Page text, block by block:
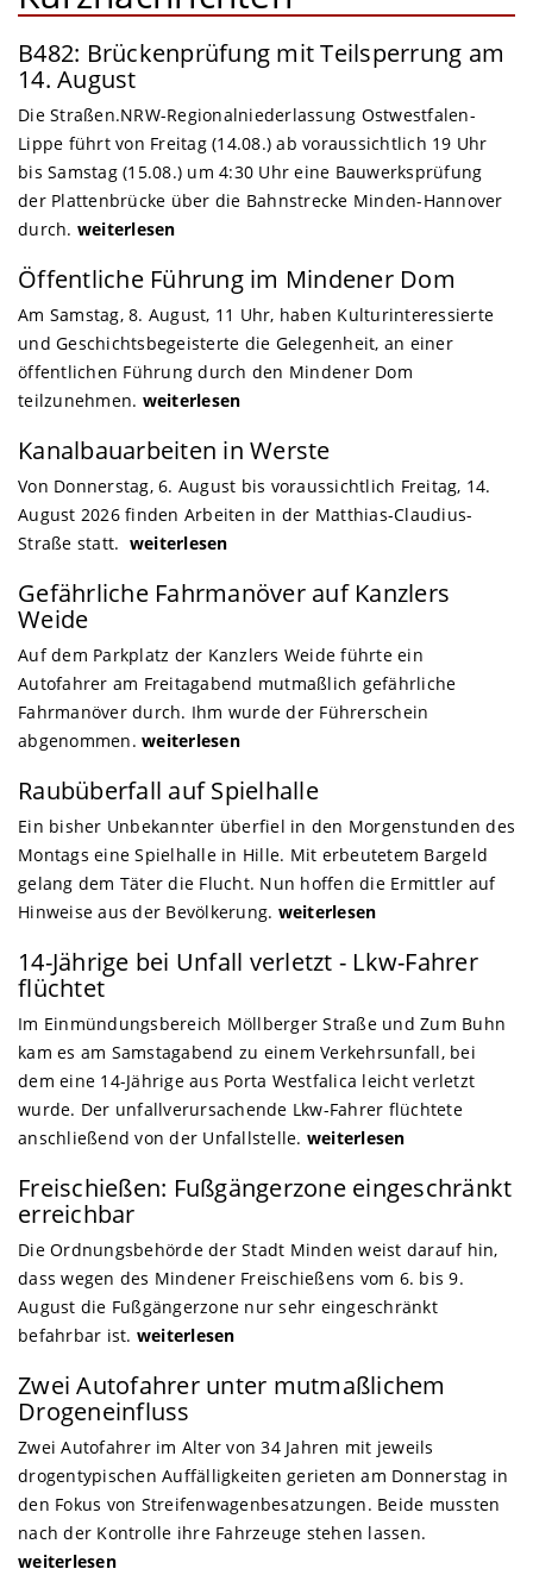
B482: Brückenprüfung mit Teilsperrung am
14. August
Die Straßen.NRW-Regionalniederlassung Ostwestfalen-
Lippe führt von Freitag (14.08.) ab voraussichtlich 19 Uhr
bis Samstag (15.08.) um 4:30 Uhr eine Bauwerksprüfung
der Plattenbrücke über die Bahnstrecke Minden-Hannover
durch. weiterlesen
Öffentliche Führung im Mindener Dom
Am Samstag, 8. August, 11 Uhr, haben Kulturinteressierte
und Geschichtsbegeisterte die Gelegenheit, an einer
öffentlichen Führung durch den Mindener Dom
teilzunehmen. weiterlesen
Kanalbauarbeiten in Werste
Von Donnerstag, 6. August bis voraussichtlich Freitag, 14.
August 2026 finden Arbeiten in der Matthias-Claudius-
Straße statt. weiterlesen
Gefährliche Fahrmanöver auf Kanzlers
Weide
Auf dem Parkplatz der Kanzlers Weide führte ein
Autofahrer am Freitagabend mutmaßlich gefährliche
Fahrmanöver durch. Ihm wurde der Führerschein
abgenommen. weiterlesen
Raubüberfall auf Spielhalle
Ein bisher Unbekannter überfiel in den Morgenstunden des
Montags eine Spielhalle in Hille. Mit erbeutetem Bargeld
gelang dem Täter die Flucht. Nun hoffen die Ermittler auf
Hinweise aus der Bevölkerung. weiterlesen
14-Jährige bei Unfall verletzt - Lkw-Fahrer
flüchtet
Im Einmündungsbereich Möllberger Straße und Zum Buhn
kam es am Samstagabend zu einem Verkehrsunfall, bei
dem eine 14-Jährige aus Porta Westfalica leicht verletzt
wurde. Der unfallverursachende Lkw-Fahrer flüchtete
anschließend von der Unfallstelle. weiterlesen
Freischießen: Fußgängerzone eingeschränkt
erreichbar
Die Ordnungsbehörde der Stadt Minden weist darauf hin,
dass wegen des Mindener Freischießens vom 6. bis 9.
August die Fußgängerzone nur sehr eingeschränkt
befahrbar ist. weiterlesen
Zwei Autofahrer unter mutmaßlichem
Drogeneinfluss
Zwei Autofahrer im Alter von 34 Jahren mit jeweils
drogentypischen Auffälligkeiten gerieten am Donnerstag in
den Fokus von Streifenwagenbesatzungen. Beide mussten
nach der Kontrolle ihre Fahrzeuge stehen lassen.
weiterlesen